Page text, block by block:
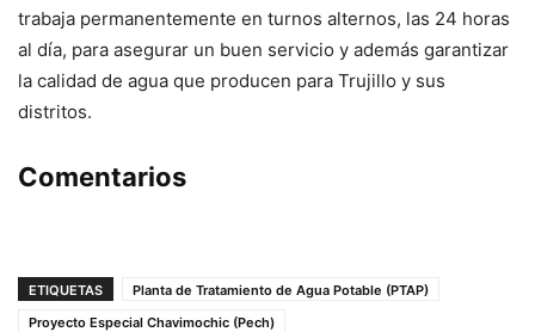
trabaja permanentemente en turnos alternos, las 24 horas
al día, para asegurar un buen servicio y además garantizar
la calidad de agua que producen para Trujillo y sus
distritos.
Comentarios
ETIQUETAS
Planta de Tratamiento de Agua Potable (PTAP)
Proyecto Especial Chavimochic (Pech)